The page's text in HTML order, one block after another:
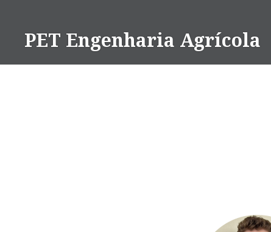
conteúdoPET Engenharia Agrícola